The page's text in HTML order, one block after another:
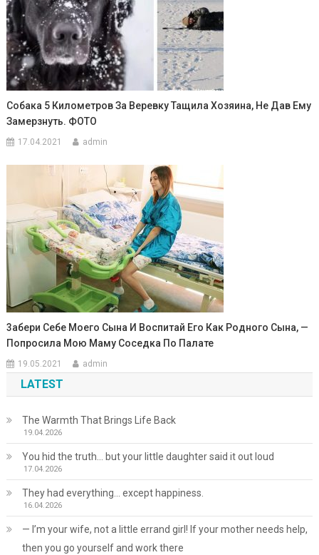
Собака 5 Километров За Веревку Тащила Хозяина, Не Дав Ему
Замерзнуть. ФОТО
17.04.2021 admin
3абери Себе Моего Сына И Воспитай Его Как Родного Сына, —
Попросила Мою Маму Соседка По Палате
19.05.2021 admin
LATEST
The Warmth That Brings Life Back
19.04.2026
You hid the truth… but your little daughter said it out loud
17.04.2026
They had everything… except happiness.
16.04.2026
— I’m your wife, not a little errand girl! If your mother needs help,
then you go yourself and work there